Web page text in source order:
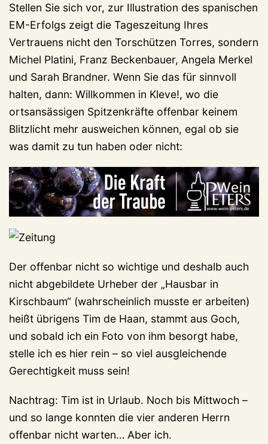
Stellen Sie sich vor, zur Illustration des spanischen
EM-Erfolgs zeigt die Tageszeitung Ihres
Vertrauens nicht den Torschützen Torres, sondern
Michel Platini, Franz Beckenbauer, Angela Merkel
und Sarah Brandner. Wenn Sie das für sinnvoll
halten, dann: Willkommen in Kleve!, wo die
ortsansässigen Spitzenkräfte offenbar keinem
Blitzlicht mehr ausweichen können, egal ob sie
was damit zu tun haben oder nicht:
Der offenbar nicht so wichtige und deshalb auch
nicht abgebildete Urheber der „Hausbar in
Kirschbaum“ (wahrscheinlich musste er arbeiten)
heißt übrigens Tim de Haan, stammt aus Goch,
und sobald ich ein Foto von ihm besorgt habe,
stelle ich es hier rein – so viel ausgleichende
Gerechtigkeit muss sein!
Nachtrag: Tim ist in Urlaub. Noch bis Mittwoch –
und so lange konnten die vier anderen Herrn
offenbar nicht warten… Aber ich.